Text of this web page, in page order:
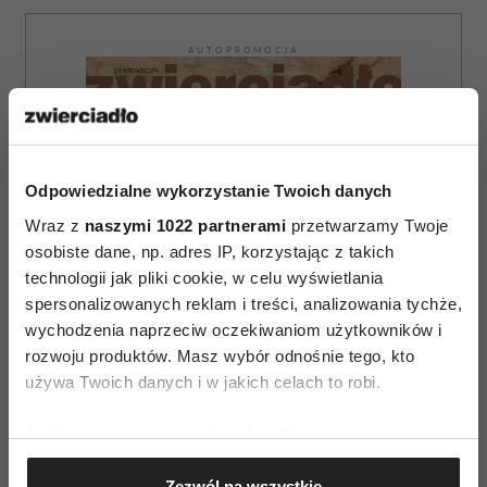
Odpowiedzialne wykorzystanie Twoich danych
Wraz z naszymi 1022 partnerami przetwarzamy Twoje
osobiste dane, np. adres IP, korzystając z takich
technologii jak pliki cookie, w celu wyświetlania
spersonalizowanych reklam i treści, analizowania tychże,
wychodzenia naprzeciw oczekiwaniom użytkowników i
rozwoju produktów. Masz wybór odnośnie tego, kto
używa Twoich danych i w jakich celach to robi.
Jeśli wyrazisz na to zgodę, chcielibyśmy również:
Gromadzić dane dotyczące Twojej lokalizacji
AUTOPROMOCJA